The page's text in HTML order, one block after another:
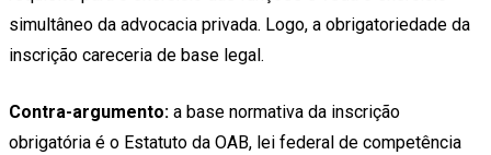
simultâneo da advocacia privada. Logo, a obrigatoriedade da
inscrição careceria de base legal.
Contra-argumento: a base normativa da inscrição
obrigatória é o Estatuto da OAB, lei federal de competência